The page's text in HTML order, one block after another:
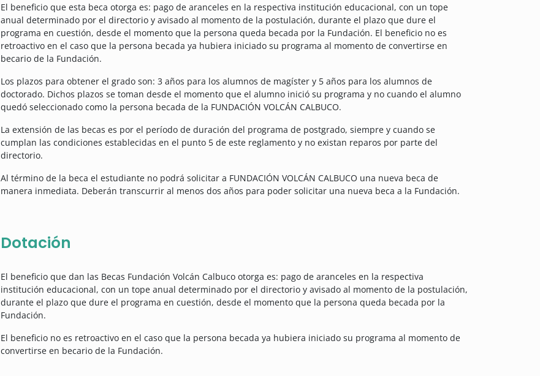
El beneficio que esta beca otorga es: pago de aranceles en la respectiva institución educacional, con un tope
anual determinado por el directorio y avisado al momento de la postulación, durante el plazo que dure el
programa en cuestión, desde el momento que la persona queda becada por la Fundación. El beneficio no es
retroactivo en el caso que la persona becada ya hubiera iniciado su programa al momento de convertirse en
becario de la Fundación.
Los plazos para obtener el grado son: 3 años para los alumnos de magíster y 5 años para los alumnos de
doctorado. Dichos plazos se toman desde el momento que el alumno inició su programa y no cuando el alumno
quedó seleccionado como la persona becada de la FUNDACIÓN VOLCÁN CALBUCO.
La extensión de las becas es por el período de duración del programa de postgrado, siempre y cuando se
cumplan las condiciones establecidas en el punto 5 de este reglamento y no existan reparos por parte del
directorio.
Al término de la beca el estudiante no podrá solicitar a FUNDACIÓN VOLCÁN CALBUCO una nueva beca de
manera inmediata. Deberán transcurrir al menos dos años para poder solicitar una nueva beca a la Fundación.
Dotación
El beneficio que dan las Becas Fundación Volcán Calbuco otorga es: pago de aranceles en la respectiva
institución educacional, con un tope anual determinado por el directorio y avisado al momento de la postulación,
durante el plazo que dure el programa en cuestión, desde el momento que la persona queda becada por la
Fundación.
El beneficio no es retroactivo en el caso que la persona becada ya hubiera iniciado su programa al momento de
convertirse en becario de la Fundación.